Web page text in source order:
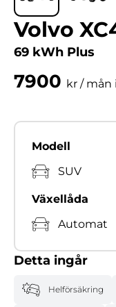
Volvo
69 kWh Plus
7900 kr / mån
Modell
SUV
Växellåda
Automat
Detta ingår
Helförsäkring